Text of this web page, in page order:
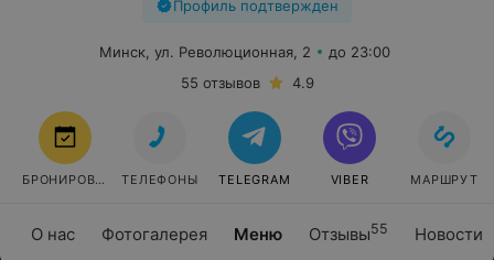
Профиль подтвержден
О нас Фотогалерея Меню Отзывы55 Новости
Минск, ул. Революционная, 2
до 23:00
55 отзывов
4.9
БРОНИРОВАТЬ ТЕЛЕФОНЫ TELEGRAM VIBER МАРШРУТ